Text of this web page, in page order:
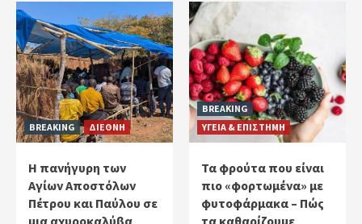
BREAKING ΔΙΕΘΝΗ
Η πανήγυρη των
Αγίων Αποστόλων
Πέτρου και Παύλου σε
μια αχυροκαλύβα
BREAKING
ΥΓΕΙΑ & ΕΠΙΣΤΗΜΗ
Τα φρούτα που είναι
πιο «φορτωμένα» με
φυτοφάρμακα – Πώς
τα καθαρίζουμε